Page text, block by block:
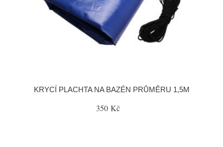
KRYCÍ PLACHTA NA BAZÉN PRŮMĚRU 1,5M
350 Kč